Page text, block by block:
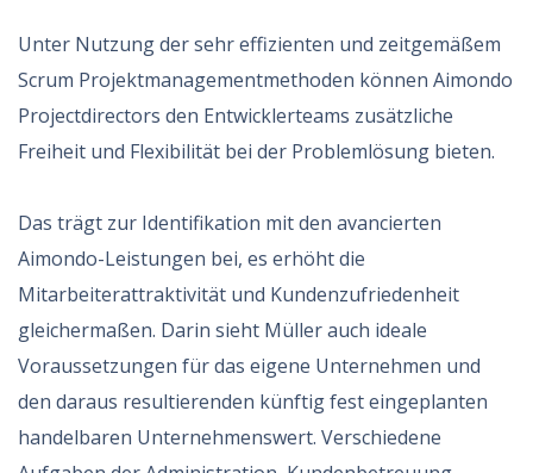
Unter Nutzung der sehr effizienten und zeitgemäßem
Scrum Projektmanagementmethoden können Aimondo
Projectdirectors den Entwicklerteams zusätzliche
Freiheit und Flexibilität bei der Problemlösung bieten.
Das trägt zur Identifikation mit den avancierten
Aimondo-Leistungen bei, es erhöht die
Mitarbeiterattraktivität und Kundenzufriedenheit
gleichermaßen. Darin sieht Müller auch ideale
Voraussetzungen für das eigene Unternehmen und
den daraus resultierenden künftig fest eingeplanten
handelbaren Unternehmenswert. Verschiedene